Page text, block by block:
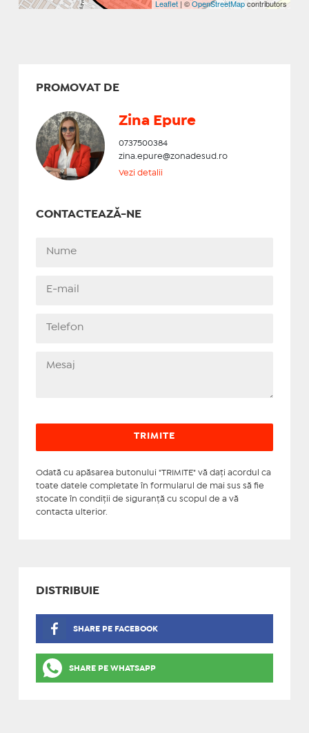
Leaflet | ©OpenStreetMapcontributors
PROMOVAT DE
Zina Epure
0737500384
zina.epure@zonadesud.ro
Vezi detalii
CONTACTEAZĂ-NE
Odată cu apăsarea butonului "TRIMITE" vă daţi acordul ca
toate datele completate în formularul de mai sus să fie
stocate în condiţii de siguranţă cu scopul de a vă
contacta ulterior.
DISTRIBUIE
SHARE PE FACEBOOK
SHARE PE WHATSAPP